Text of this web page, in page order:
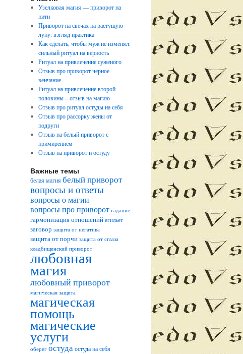
Узелковая магия — приворот на
нити
Приворот на свечах на растущую
луну: взгляд практика
Как сделать, чтобы муж не изменял:
сильный ритуал на верность
Ритуал на привлечение суженого
Отзыв про приворот черное
венчание
Ритуал на привлечение второй
половины – отзыв на магию
Отзыв про ритуал остуды на себя
Отзыв про рассорку жены от
подруги
Отзыв на белый приворот с
примирением
Отзыв на приворот и остуду
Важные темы
белая магия белый приворот
вопросы и ответы
вопросы о магии
вопросы про приворот гадание
гармонизация отношений егильет
заговор защита от негатива
защита от порчи защита от сглаза
кладбищенский приворот
любовная
магия
любовный приворот
магическая защита
магическая
помощь
магические
услуги
оберег остуда остуда на себя